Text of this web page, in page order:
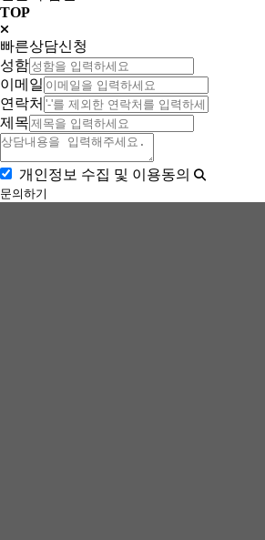
TOP
빠른상담신청
성함
이메일
연락처
제목
개인정보 수집 및 이용동의
문의하기